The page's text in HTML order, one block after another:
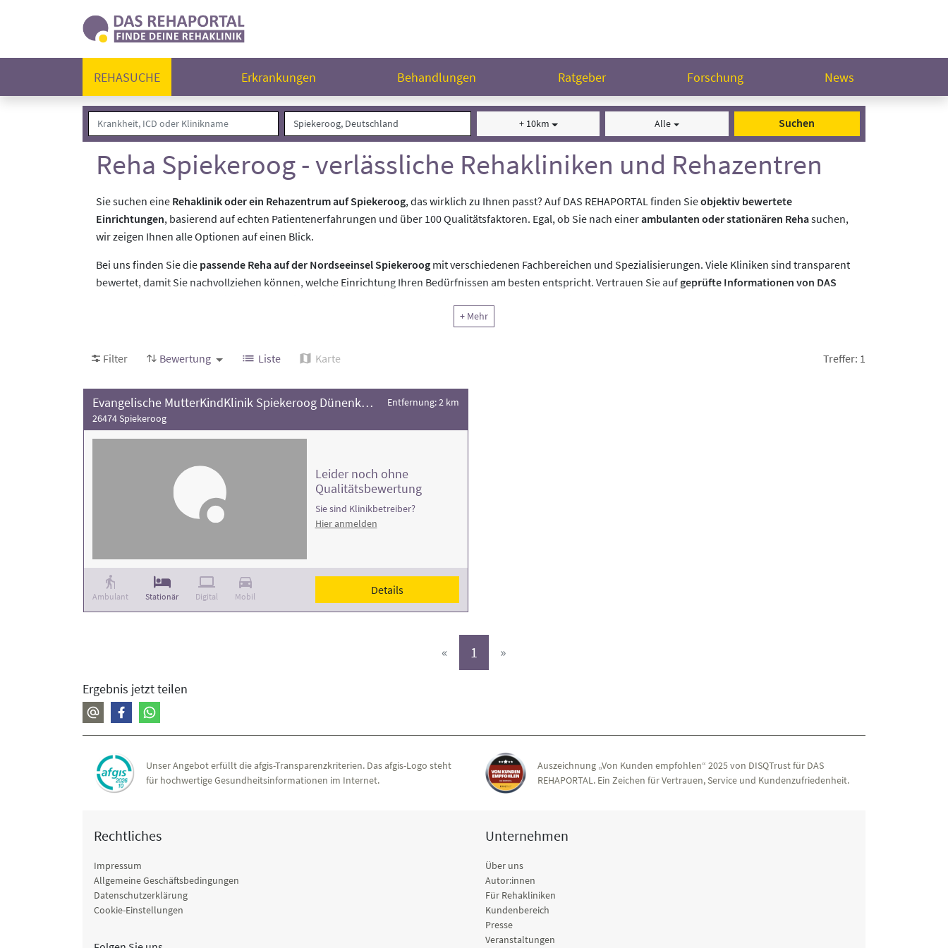
REHASUCHE Erkrankungen Behandlungen Ratgeber Forschung News
+ 10km Alle Suchen
Reha Spiekeroog - verlässliche Rehakliniken und Rehazentren
Sie suchen eine Rehaklinik oder ein Rehazentrum auf Spiekeroog, das wirklich zu Ihnen passt? Auf DAS REHAPORTAL finden Sieobjektiv bewertete
Einrichtungen, basierend auf echten Patientenerfahrungen und über 100 Qualitätsfaktoren. Egal, ob Sie nach einerambulanten oder stationären Rehasuchen,
wir zeigen Ihnen alle Optionen auf einen Blick.
Bei uns finden Sie die passende Reha auf der Nordseeinsel Spiekeroog mit verschiedenen Fachbereichen und Spezialisierungen. Viele Kliniken sind transparent
bewertet, damit Sie nachvollziehen können, welche Einrichtung Ihren Bedürfnissen am besten entspricht. Vertrauen Sie auf geprüfte Informationen von DAS
Achten Sie bei Ihrer Auswahl auf die Bewertung der Rehaklinik und die Anzahl der Behandlungsfälle
+ Mehr
Filter Bewertung Liste Karte Treffer: 1
Evangelische MutterKindKlinik Spiekeroog Dünenklinik
26474 Spiekeroog
Entfernung: 2 km
Ambulant Stationär Digital Mobil
Leider noch ohne
Qualitätsbewertung
Sie sind Klinikbetreiber?
Hier anmelden
Details
« 1 (aktiv)
»
Ergebnis jetzt teilen
Unser Angebot erfüllt die afgis-Transparenzkriterien. Das afgis-Logo steht
für hochwertige Gesundheitsinformationen im Internet.
Auszeichnung „Von Kunden empfohlen“ 2025 von DISQTrust für DAS
REHAPORTAL. Ein Zeichen für Vertrauen, Service und Kundenzufriedenheit.
Rechtliches
Impressum
Allgemeine Geschäftsbedingungen
Datenschutzerklärung
Cookie-Einstellungen
Unternehmen
Über uns
Autor:innen
Für Rehakliniken
Kundenbereich
Presse
Veranstaltungen